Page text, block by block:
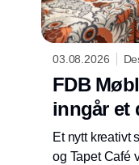
03.08.2026
FDB
inngår et
Et nytt kreativt
og Tapet Café